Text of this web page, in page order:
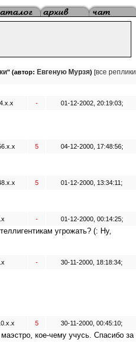
" (автор: Евгеную Мурзя) [все реплики
- 01-12-2002, 20:19:03;
5 04-12-2000, 17:48:56;
5 01-12-2000, 13:34:11;
- 01-12-2000, 00:14:25;
угрожать? (: Ну,
- 30-11-2000, 18:18:34;
5 30-11-2000, 00:45:10;
кое-чему учусь. Спасибо за